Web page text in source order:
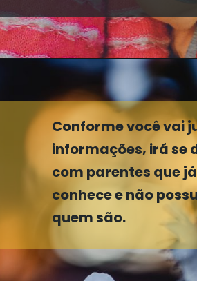
Conforme você vai
informações, irá se
com parentes que
conhece e não
quem são.